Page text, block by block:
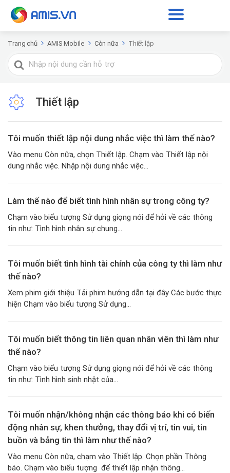
Trang chủ AMIS Mobile Còn nữa Thiết lập
Tìm
kiếm
Thiết lập
Tôi muốn thiết lập nội dung nhắc việc thì làm thế nào?
Vào menu Còn nữa, chọn Thiết lập. Chạm vào Thiết lập nội
dung nhắc việc. Nhập nội dung nhắc việc...
Làm thế nào để biết tình hình nhân sự trong công ty?
Chạm vào biểu tượng Sử dụng giọng nói để hỏi về các thông
tin như: Tình hình nhân sự chung...
Tôi muốn biết tình hình tài chính của công ty thì làm như
thế nào?
Xem phim giới thiệu Tải phim hướng dẫn tại đây Các bước thực
hiện Chạm vào biểu tượng Sử dụng...
Tôi muốn biết thông tin liên quan nhân viên thì làm như
thế nào?
Chạm vào biểu tượng Sử dụng giọng nói để hỏi về các thông
tin như: Tình hình sinh nhật của...
Tôi muốn nhận/không nhận các thông báo khi có biến
động nhân sự, khen thưởng, thay đổi vị trí, tin vui, tin
buồn và bảng tin thì làm như thế nào?
Vào menu Còn nữa, chạm vào Thiết lập. Chọn phần Thông
báo. Chạm vào biểu tượng để thiết lập nhận thông...